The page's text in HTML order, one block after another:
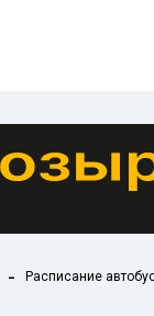
Расписание